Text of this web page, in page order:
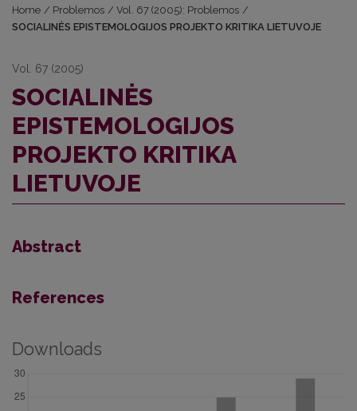
Home / Problemos / Vol. 67 (2005): Problemos /
SOCIALINĖS EPISTEMOLOGIJOS PROJEKTO KRITIKA LIETUVOJE
Vol. 67 (2005)
SOCIALINĖS
EPISTEMOLOGIJOS
PROJEKTO KRITIKA
LIETUVOJE
Abstract
References
Downloads